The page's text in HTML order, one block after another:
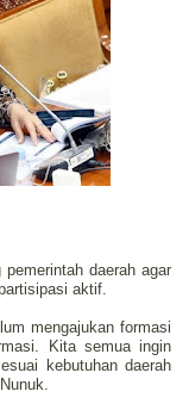
daerah agar
aktif.
mengajukan formasi
Kita semua ingin
kebutuhan daerah